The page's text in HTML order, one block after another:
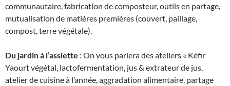
communautaire, fabrication de composteur, outils en partage,
mutualisation de matières premières (couvert, paillage,
compost, terre végétale).
Du jardin à l’assiette : On vous parlera des ateliers « Kéfir
Yaourt végétal, lactofermentation, jus & extrateur de jus,
atelier de cuisine à l’année, aggradation alimentaire, partage